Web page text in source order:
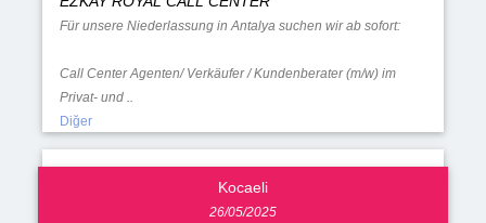
Für unsere Niederlassung in Antalya suchen wir ab sofort:
Call Center Agenten/ Verkäufer / Kundenberater (m/w) im
Privat- und ..
Diğer
Kocaeli
26/05/2025